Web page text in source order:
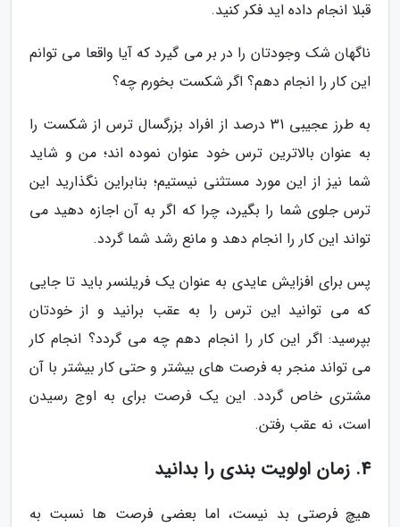
قبلا انجام داده اید فکر کنید.
ناگهان شک وجودتان را در بر می گیرد که آیا واقعا می توانم
این کار را انجام دهم؟ اگر شکست بخورم چه؟
به طرز عجیبی 31 درصد از افراد بزرگسال ترس از شکست را
به عنوان بالاترین ترس خود عنوان نموده اند؛ من و شاید
شما نیز از این مورد مستثنی نیستیم؛ بنابراین نگذارید این
ترس جلوی شما را بگیرد، چرا که اگر به آن اجازه دهید می
تواند این کار را انجام دهد و مانع رشد شما گردد.
پس برای افزایش عایدی به عنوان یک فریلنسر باید تا جایی
که می توانید این ترس را به عقب برانید و از خودتان
بپرسید: اگر این کار را انجام دهم چه می گردد؟ انجام کار
می تواند منجر به فرصت های بیشتر و حتی کار بیشتر با آن
مشتری خاص گردد. این یک فرصت برای به اوج رسیدن
است، نه عقب رفتن.
4. زمان اولویت بندی را بدانید
هیچ فرصتی بد نیست، اما بعضی فرصت ها نسبت به